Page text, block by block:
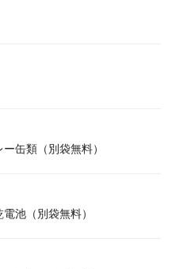
缶類（別袋無料）
池（別袋無料）